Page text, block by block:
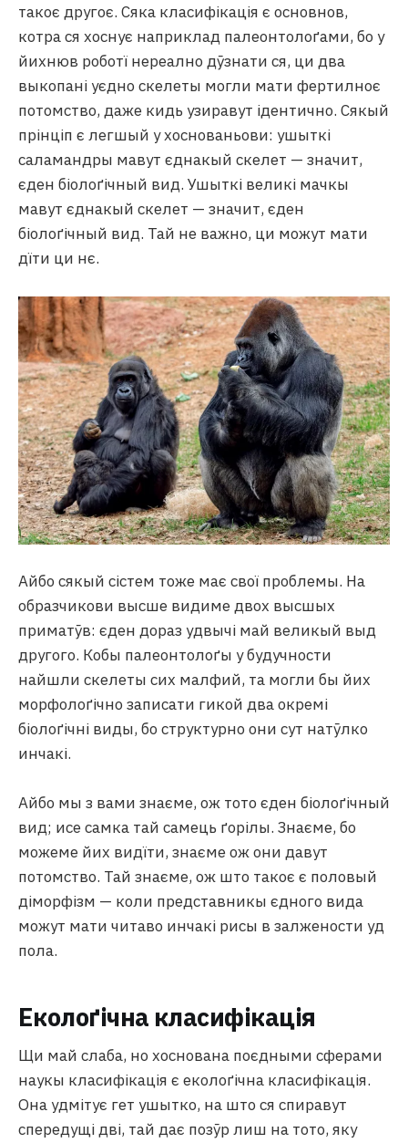
такоє другоє. Сяка класифікація є основнов,
котра ся хоснує наприклад палеонтолоґами, бо у
йихнюв роботї нереално дӯзнати ся, ци два
выкопані уєдно скелеты могли мати фертилноє
потомство, даже кидь узиравут ідентично. Сякый
прінціп є легшый у хоснованьови: ушыткі
саламандры мавут єднакый скелет — значит,
єден біолоґічный вид. Ушыткі великі мачкы
мавут єднакый скелет — значит, єден
біолоґічный вид. Тай не важно, ци можут мати
дїти ци нє.
Айбо сякый сістем тоже має свої проблемы. На
образчикови высше видиме двох высшых
приматӯв: єден дораз удвычі май великый выд
другого. Кобы палеонтолоґы у будучности
найшли скелеты сих малфий, та могли бы йих
морфолоґічно записати гикой два окремі
біолоґічні виды, бо структурно они сут натӯлко
инчакі.
Айбо мы з вами знаєме, ож тото єден біолоґічный
вид; исе самка тай самець ґорілы. Знаєме, бо
можеме йих видїти, знаєме ож они давут
потомство. Тай знаєме, ож што такоє є половый
діморфізм — коли представникы єдного вида
можут мати читаво инчакі рисы в залжености уд
пола.
Еколоґічна класифікація
Щи май слаба, но хоснована поєдными сферами
наукы класифікація є еколоґічна класифікація.
Она удмітує гет ушытко, на што ся спиравут
спередущі дві, тай дає позӯр лиш на тото, яку